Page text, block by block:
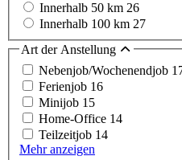
Innerhalb 50 km 26
Innerhalb 100 km 27
Art der Anstellung
Nebenjob/Wochenendjob
Ferienjob 16
Minijob 15
Home-Office 14
Teilzeitjob 14
Mehr anzeigen